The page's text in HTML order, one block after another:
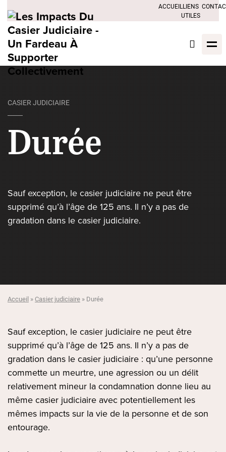
ACCUEIL LIENS
UTILES
CASIER JUDICIAIRE
Durée
Sauf exception, le casier judiciaire ne peut être
supprimé qu’à l’âge de 125 ans. Il n’y a pas de
gradation dans le casier judiciaire.
Accueil »Casier judiciaire » Durée
Sauf exception, le casier judiciaire ne peut être
supprimé qu’à l’âge de 125 ans. Il n’y a pas de
gradation dans le casier judiciaire : qu’une personne
commette un meurtre, une agression ou un délit
relativement mineur la condamnation donne lieu au
même casier judiciaire avec potentiellement les
mêmes impacts sur la vie de la personne et de son
entourage.